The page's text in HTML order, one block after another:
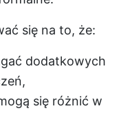
się na to, że:
dodatkowych
się różnić w